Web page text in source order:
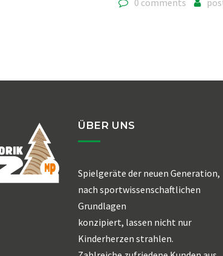
0 comments
ÜBER UNS
Spielgeräte der neuen Generation,
nach sportwissenschaftlichen
Grundlagen
konzipiert, lassen nicht nur
Kinderherzen strahlen.